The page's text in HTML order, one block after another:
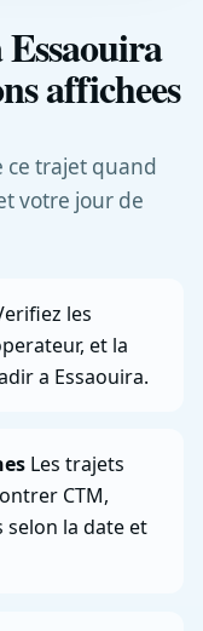
affichees
ce trajet quand
votre jour de
les
et la
a Essaouira.
Les trajets
CTM,
selon la date et